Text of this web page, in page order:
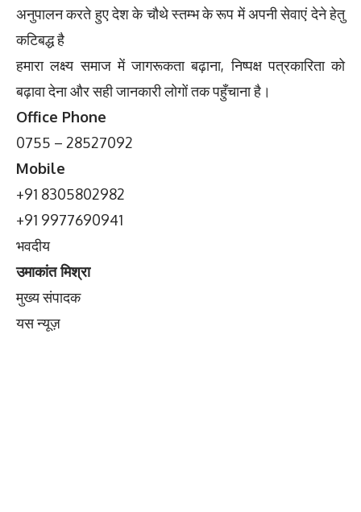
अनुपालन करते हुए देश के चौथे स्तम्भ के रूप में अपनी सेवाएं देने हेतु
कटिबद्ध है
हमारा लक्ष्य समाज में जागरूकता बढ़ाना, निष्पक्ष पत्रकारिता को
बढ़ावा देना और सही जानकारी लोगों तक पहुँचाना है।
Office Phone
0755 – 28527092
Mobile
+91 8305802982
+91 9977690941
भवदीय
उमाकांत मिश्रा
मुख्य संपादक
यस न्यूज़